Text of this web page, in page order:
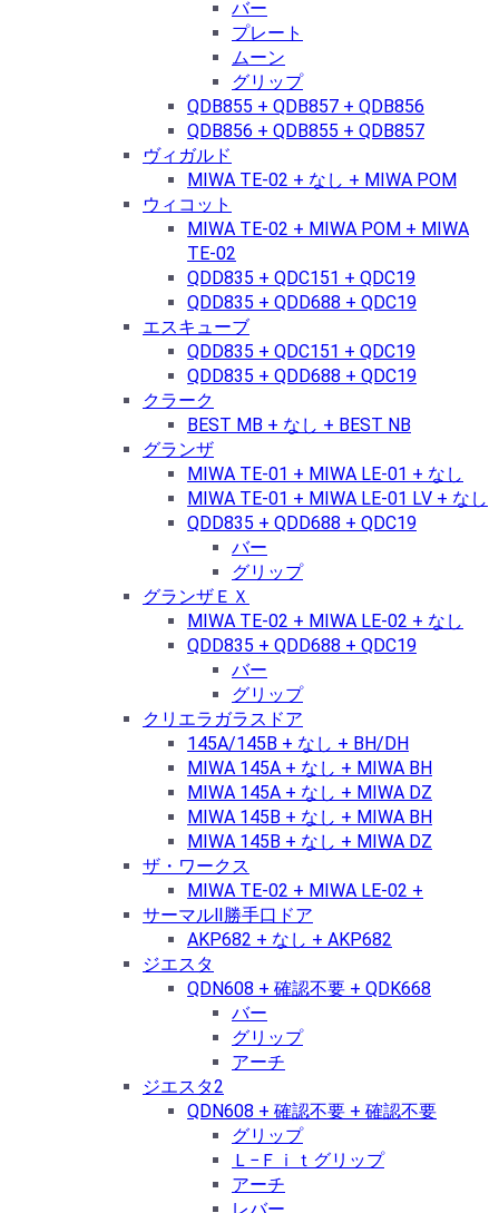
バー
プレート
ムーン
グリップ
QDB855 + QDB857 + QDB856
QDB856 + QDB855 + QDB857
ヴィガルド
MIWA TE-02 + なし + MIWA POM
ウィコット
MIWA TE-02 + MIWA POM + MIWA
TE-02
QDD835 + QDC151 + QDC19
QDD835 + QDD688 + QDC19
エスキューブ
QDD835 + QDC151 + QDC19
QDD835 + QDD688 + QDC19
クラーク
BEST MB + なし + BEST NB
グランザ
MIWA TE-01 + MIWA LE-01 + なし
MIWA TE-01 + MIWA LE-01 LV + なし
QDD835 + QDD688 + QDC19
バー
グリップ
グランザＥＸ
MIWA TE-02 + MIWA LE-02 + なし
QDD835 + QDD688 + QDC19
バー
グリップ
クリエラガラスドア
145A/145B + なし + BH/DH
MIWA 145A + なし + MIWA BH
MIWA 145A + なし + MIWA DZ
MIWA 145B + なし + MIWA BH
MIWA 145B + なし + MIWA DZ
ザ・ワークス
MIWA TE-02 + MIWA LE-02 +
サーマルⅡ勝手口ドア
AKP682 + なし + AKP682
ジエスタ
QDN608 + 確認不要 + QDK668
バー
グリップ
アーチ
ジエスタ2
QDN608 + 確認不要 + 確認不要
グリップ
Ｌ−Ｆｉｔグリップ
アーチ